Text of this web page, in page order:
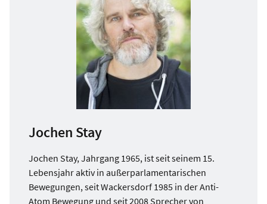
Jochen Stay
Jochen Stay, Jahrgang 1965, ist seit seinem 15.
Lebensjahr aktiv in außerparlamentarischen
Bewegungen, seit Wackersdorf 1985 in der Anti-
Atom Bewegung und seit 2008 Sprecher von